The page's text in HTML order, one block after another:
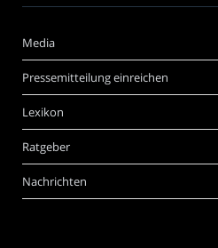
Media
Pressemitteilung einreichen
Lexikon
Ratgeber
Nachrichten